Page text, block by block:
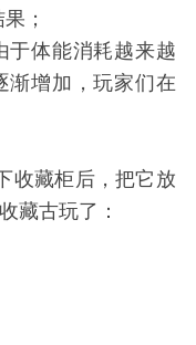
；
于体能消耗越来越
渐增加，玩家们在
收藏柜后，把它放
藏古玩了：